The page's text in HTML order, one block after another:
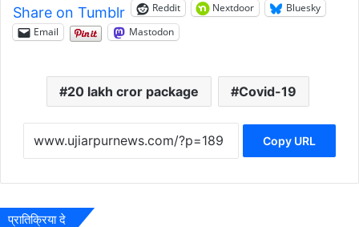
Share on Tumblr Reddit Nextdoor
Bluesky
Email
Mastodon
20 lakh cror package Covid-19
Copy URL
प्रातिक्रिया दे